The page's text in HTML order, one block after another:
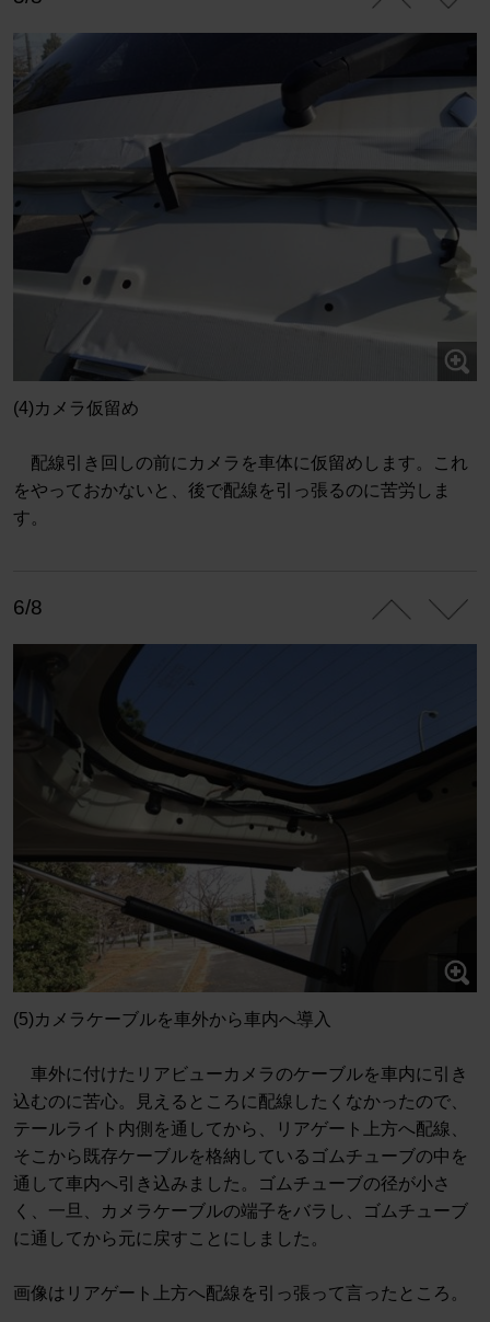
(4)カメラ仮留め
配線引き回しの前にカメラを車体に仮留めします。これ
をやっておかないと、後で配線を引っ張るのに苦労しま
す。
6/8
(5)カメラケーブルを車外から車内へ導入
車外に付けたリアビューカメラのケーブルを車内に引き
込むのに苦心。見えるところに配線したくなかったので、
テールライト内側を通してから、リアゲート上方へ配線、
そこから既存ケーブルを格納しているゴムチューブの中を
通して車内へ引き込みました。ゴムチューブの径が小さ
く、一旦、カメラケーブルの端子をバラし、ゴムチューブ
に通してから元に戻すことにしました。
画像はリアゲート上方へ配線を引っ張って言ったところ。